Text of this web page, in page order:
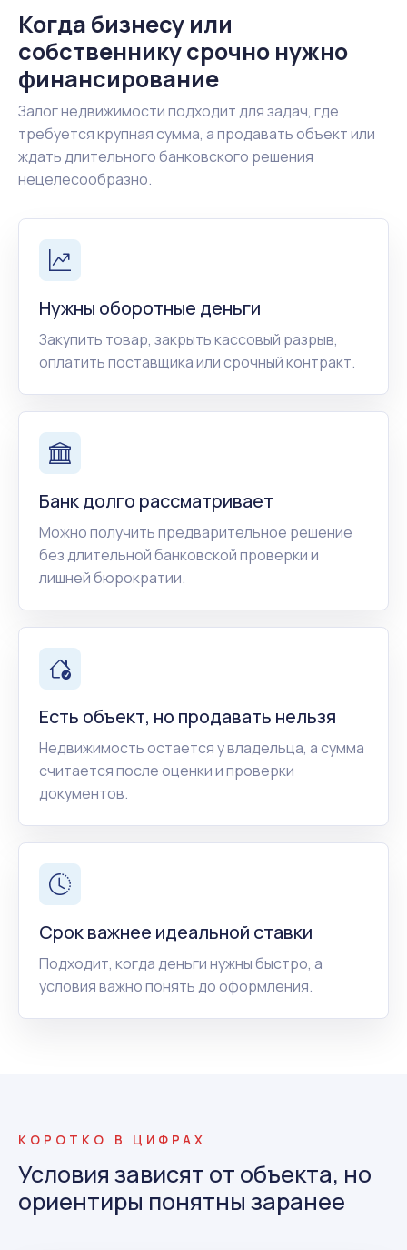
Когда бизнесу или
собственнику срочно нужно
финансирование
Залог недвижимости подходит для задач, где
требуется крупная сумма, а продавать объект или
ждать длительного банковского решения
нецелесообразно.
Нужны оборотные деньги
Закупить товар, закрыть кассовый разрыв,
оплатить поставщика или срочный контракт.
Банк долго рассматривает
Можно получить предварительное решение
без длительной банковской проверки и
лишней бюрократии.
Есть объект, но продавать нельзя
Недвижимость остается у владельца, а сумма
считается после оценки и проверки
документов.
Срок важнее идеальной ставки
Подходит, когда деньги нужны быстро, а
условия важно понять до оформления.
КОРОТКО В ЦИФРАХ
Условия зависят от объекта, но
ориентиры понятны заранее